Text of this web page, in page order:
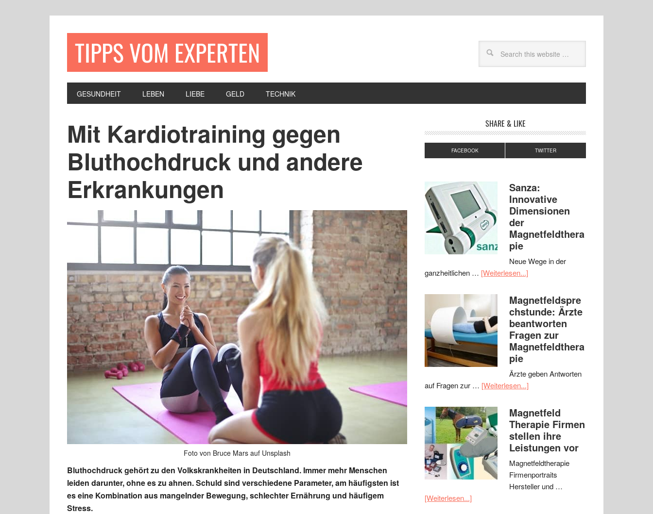
TIPPS VOM EXPERTEN
GESUNDHEIT LEBEN LIEBE GELD TECHNIK
Mit Kardiotraining gegen
Bluthochdruck und andere
Erkrankungen
Foto von Bruce Mars auf Unsplash
Bluthochdruck gehört zu den Volkskrankheiten in Deutschland. Immer mehr Menschen
leiden darunter, ohne es zu ahnen. Schuld sind verschiedene Parameter, am häufigsten ist
es eine Kombination aus mangelnder Bewegung, schlechter Ernährung und häufigem
Stress.
SHARE & LIKE
FACEBOOK TWITTER
Sanza:
Innovative
Dimensionen
der
Magnetfeldthera
pie
Neue Wege in der
ganzheitlichen … [Weiterlesen...]
Magnetfeldspre
chstunde: Ärzte
beantworten
Fragen zur
Magnetfeldthera
pie
Ärzte geben Antworten
auf Fragen zur … [Weiterlesen...]
Magnetfeld
Therapie Firmen
stellen ihre
Leistungen vor
Magnetfeldtherapie
Firmenportraits
Hersteller und …
[Weiterlesen...]